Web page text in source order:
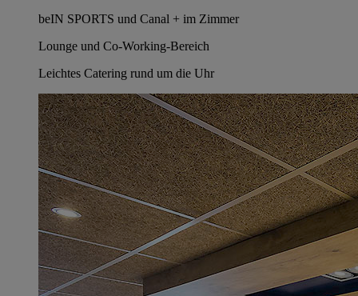
beIN SPORTS und Canal + im Zimmer
Lounge und Co-Working-Bereich
Leichtes Catering rund um die Uhr